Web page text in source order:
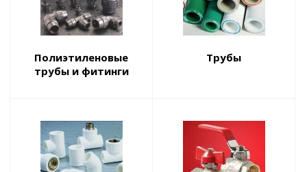
Полиэтиленовые
трубы и фитинги
Трубы